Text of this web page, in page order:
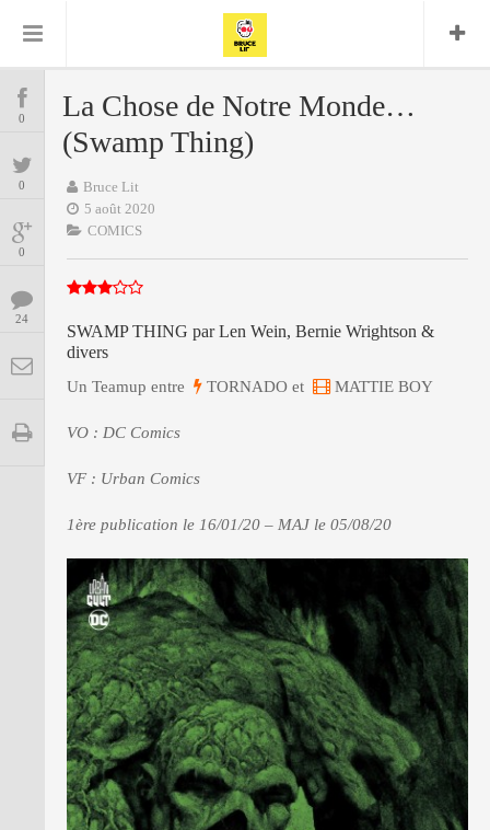
COMICS
MANGAS
BD
ENCYCLOPEGEEK
CINE-SERIES-ANIME
MUSIQUE
PRESSE
0
0
0
24
La Chose de Notre Monde…
(Swamp Thing)
Bruce Lit
5 août 2020
COMICS
SWAMP THING par Len Wein, Bernie Wrightson &
divers
Un Teamup entre TORNADO et MATTIE BOY
VO : DC Comics
VF : Urban Comics
1ère publication le 16/01/20 – MAJ le 05/08/20
Comics
Daredevil Dark Horse
Delcourt
Encyclopegeek
Figure
Replay
Glénat Graphic Novel
Independants JB Vu Van
Nguyen
Marvel Mattie boy
Panini Patrick Faivre Presse
Présence
Special Guest
Spidey Superman Teamup